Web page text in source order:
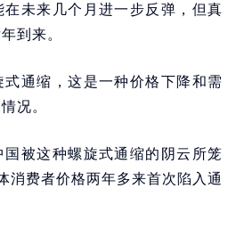
未来几个月进一步反弹，但真
到来。
通缩，这是一种价格下降和需
况。
被这种螺旋式通缩的阴云所笼
消费者价格两年多来首次陷入通